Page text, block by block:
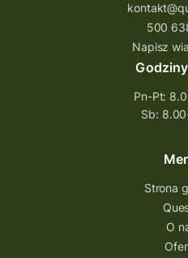
questujwpolsce
questingowy projekt
questing wielkopolska
Questing Przecławski
questing gry terenowe
Quest Świętokrzyskie
quest na szlaku
500
Napisz
Pn-Pt:
Sb:
Strona
O